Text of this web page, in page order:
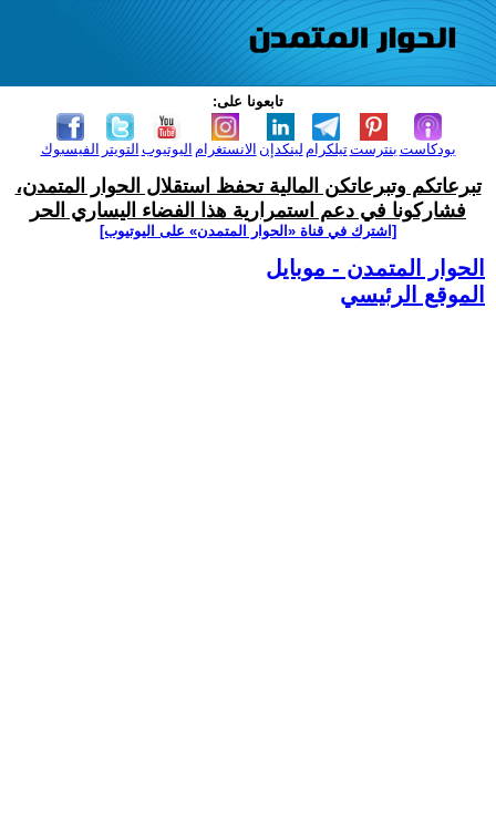
تابعونا على:
الفيسبوك التويتر اليوتيوب الانستغرام لينكدإن تيلكرامبنترست بودكاست
تبرعاتكم وتبرعاتكن المالية تحفظ استقلال الحوار المتمدن،
فشاركونا في دعم استمرارية هذا الفضاء اليساري الحر
[اشترك في قناة ‫«الحوار المتمدن» على اليوتيوب]
الحوار المتمدن - موبايل
الموقع الرئيسي